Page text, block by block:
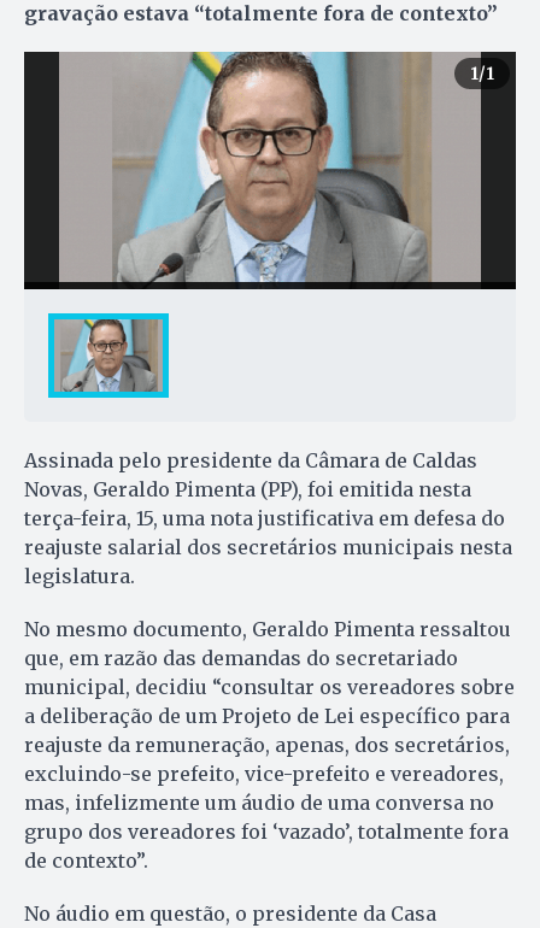
gravação estava “totalmente fora de contexto”
1/1
Assinada pelo presidente da Câmara de Caldas
Novas, Geraldo Pimenta (PP), foi emitida nesta
terça-feira, 15, uma nota justificativa em defesa do
reajuste salarial dos secretários municipais nesta
legislatura.
No mesmo documento, Geraldo Pimenta ressaltou
que, em razão das demandas do secretariado
municipal, decidiu “consultar os vereadores sobre
a deliberação de um Projeto de Lei específico para
reajuste da remuneração, apenas, dos secretários,
excluindo-se prefeito, vice-prefeito e vereadores,
mas, infelizmente um áudio de uma conversa no
grupo dos vereadores foi ‘vazado’, totalmente fora
de contexto”.
No áudio em questão, o presidente da Casa